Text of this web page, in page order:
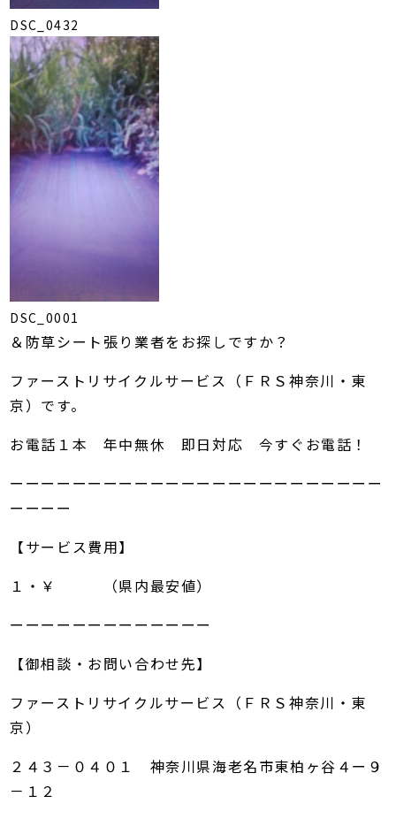
DSC_0432
DSC_0001
＆防草シート張り業者をお探しですか？
ファーストリサイクルサービス（ＦＲＳ神奈川・東
京）です。
お電話１本 年中無休 即日対応 今すぐお電話！
ーーーーーーーーーーーーーーーーーーーーーーーー
ーーーー
【サービス費用】
１・￥ （県内最安値）
ーーーーーーーーーーーーー
【御相談・お問い合わせ先】
ファーストリサイクルサービス（ＦＲＳ神奈川・東
京）
２４３－０４０１ 神奈川県海老名市東柏ヶ谷４ー９
－１２